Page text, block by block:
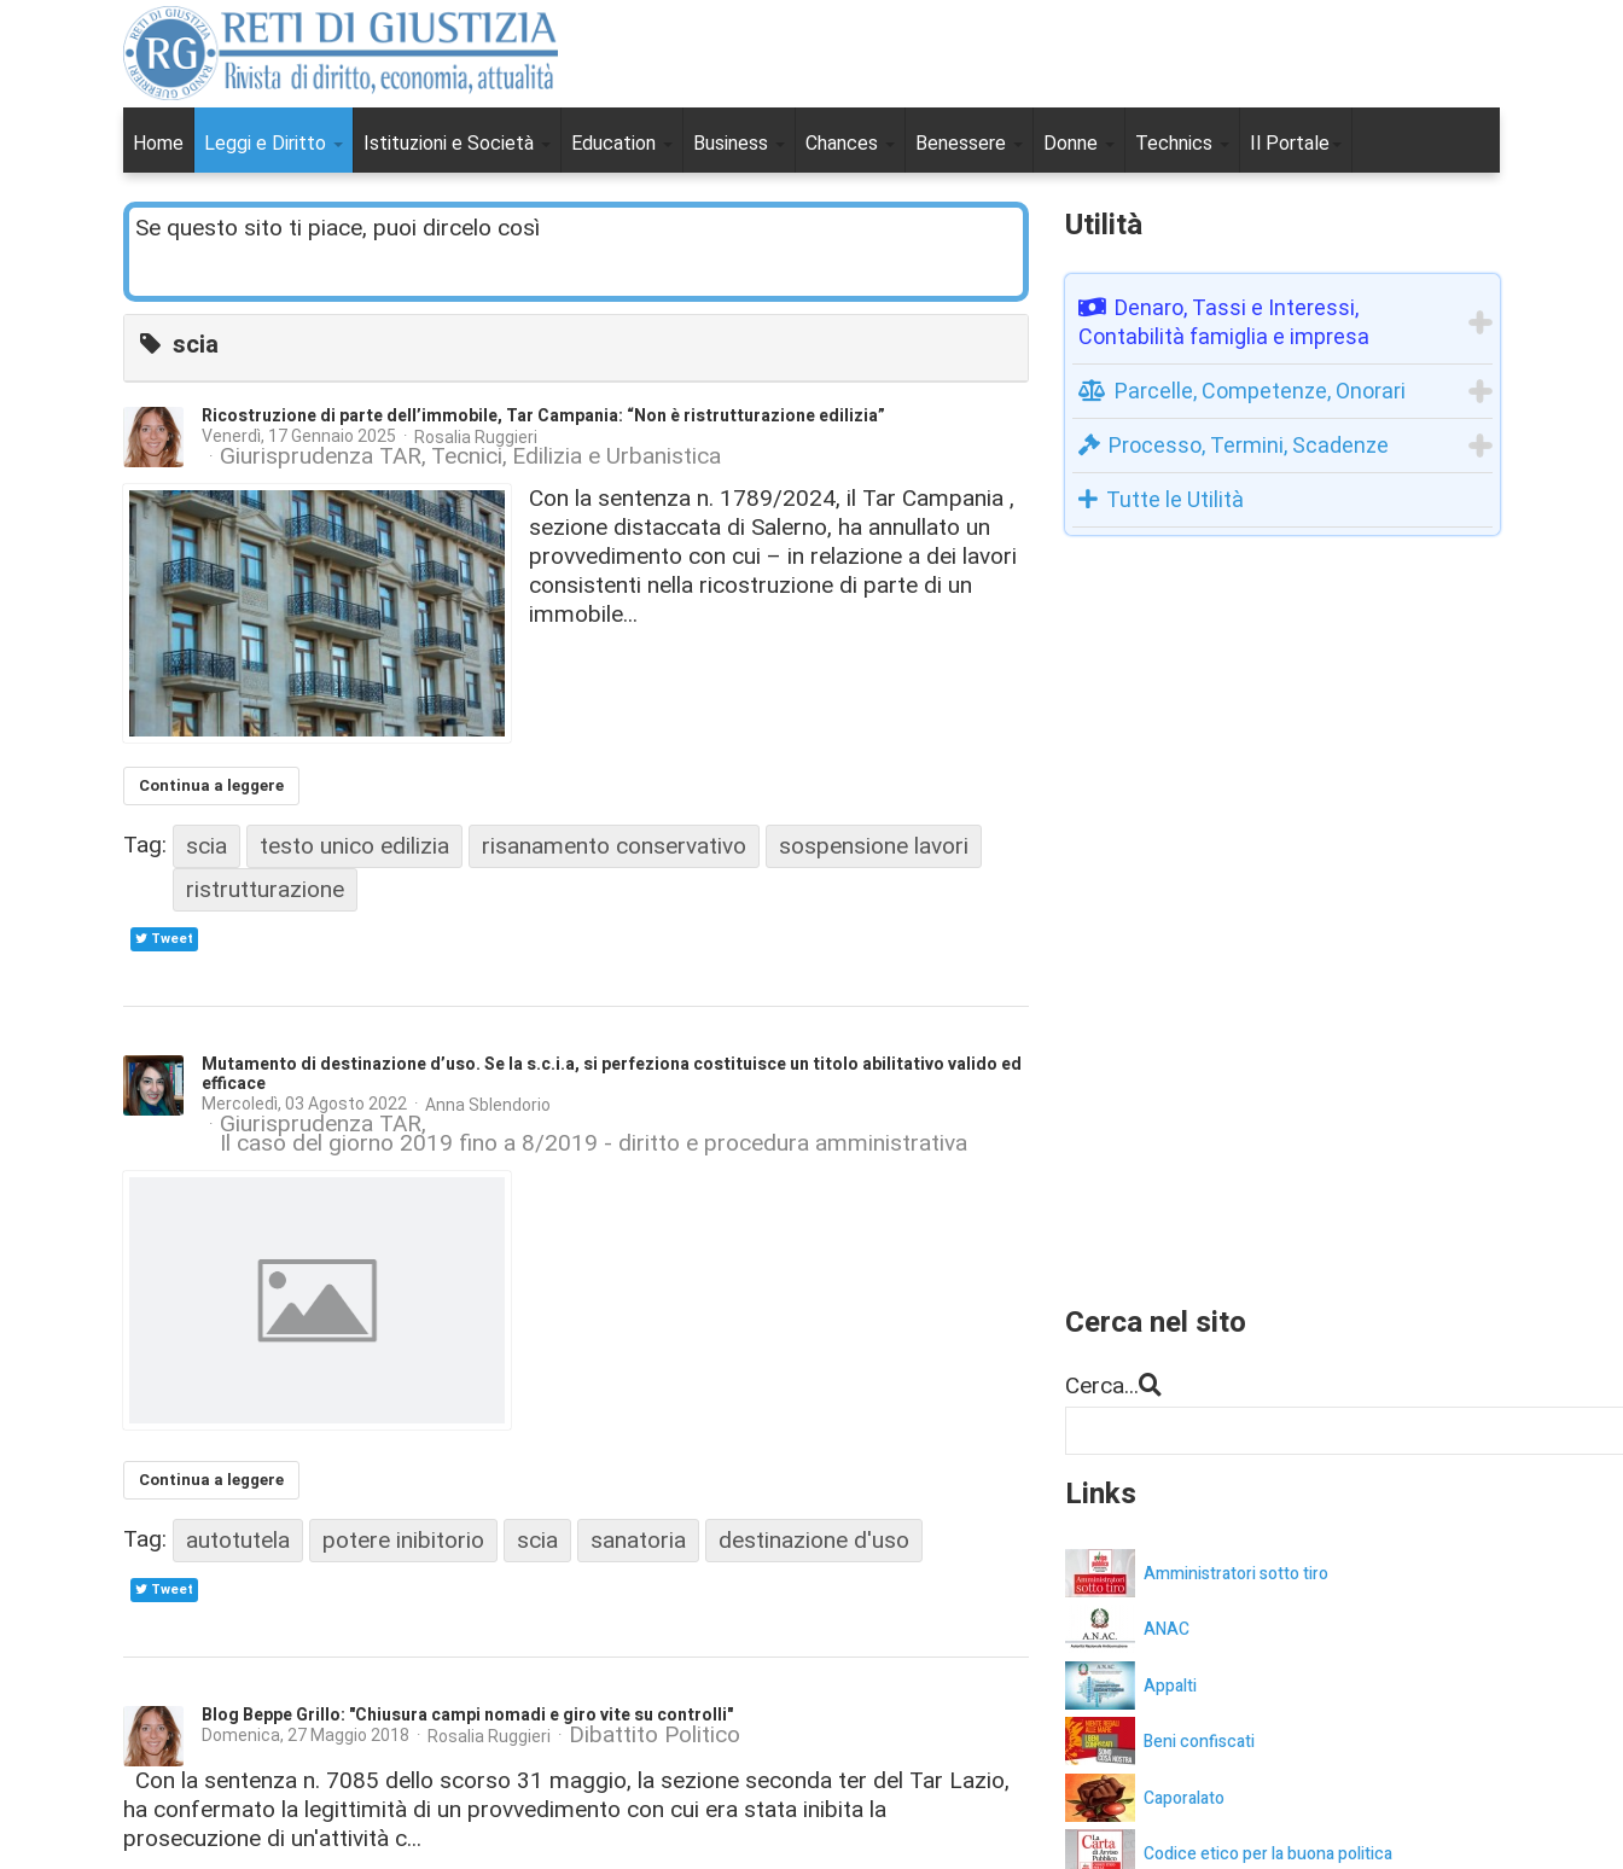
Home Leggi e Diritto Istituzioni e Società Education Business Chances Benessere Donne Technics Il Portale
Se questo sito ti piace, puoi dircelo così
scia
Ricostruzione di parte dell’immobile, Tar Campania: “Non è ristrutturazione edilizia”
Venerdì, 17 Gennaio 2025 Rosalia Ruggieri
Giurisprudenza TAR Tecnici Edilizia e Urbanistica
Con la sentenza n. 1789/2024, il Tar Campania ,
sezione distaccata di Salerno, ha annullato un
provvedimento con cui – in relazione a dei lavori
consistenti nella ricostruzione di parte di un
immobile...
Continua a leggere
Tag: scia testo unico edilizia risanamento conservativo
sospensione lavori
ristrutturazione
Tweet
Mutamento di destinazione d’uso. Se la s.c.i.a, si perfeziona costituisce un titolo abilitativo valido ed
efficace
Mercoledì, 03 Agosto 2022 Anna Sblendorio
Giurisprudenza TAR
Il caso del giorno 2019 fino a 8/2019 - diritto e procedura amministrativa
Continua a leggere
Tag: autotutela potere inibitorio scia sanatoria destinazione d'uso
Tweet
Blog Beppe Grillo: "Chiusura campi nomadi e giro vite su controlli"
Domenica, 27 Maggio 2018 Rosalia Ruggieri
Dibattito Politico
Con la sentenza n. 7085 dello scorso 31 maggio, la sezione seconda ter del Tar Lazio,
ha confermato la legittimità di un provvedimento con cui era stata inibita la
prosecuzione di un'attività c...
Utilità
Denaro, Tassi e Interessi,
Contabilità famiglia e impresa
Parcelle, Competenze, Onorari
Processo, Termini, Scadenze
Tutte le Utilità
Cerca nel sito
Cerca...
Links
Amministratori sotto tiro
ANAC
Appalti
Beni confiscati
Caporalato
Codice etico per la buona politica